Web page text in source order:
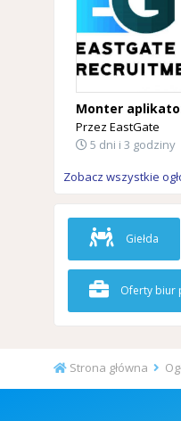
Przez EastGate
5 dni i 3 godziny
Zobacz wszystkie
Giełda
Oferty biur
Strona główna